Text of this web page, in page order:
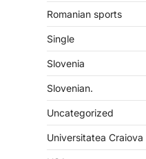
Romanian sports
Single
Slovenia
Slovenian.
Uncategorized
Universitatea Craiova